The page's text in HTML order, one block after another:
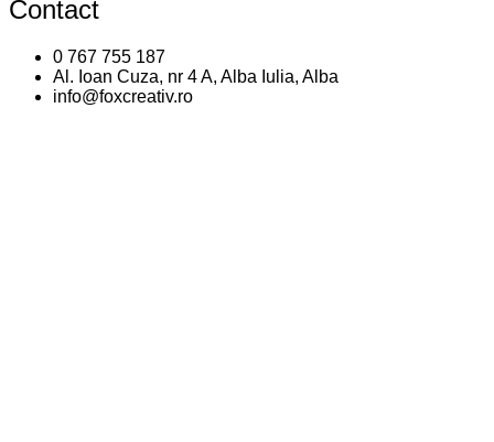
Contact
0 767 755 187
Al. Ioan Cuza, nr 4 A, Alba Iulia, Alba
info@foxcreativ.ro